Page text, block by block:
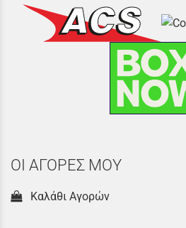
ΟΙ ΑΓΟΡΕΣ ΜΟΥ
Καλάθι Αγορών